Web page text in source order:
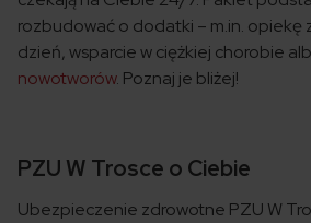
rozbudować o dodatki – m.in. opiekę
dzień, wsparcie w ciężkiej chorobie
nowotworów. Poznaj je bliżej!
PZU W Trosce o Ciebie
Ubezpieczenie zdrowotne PZU W